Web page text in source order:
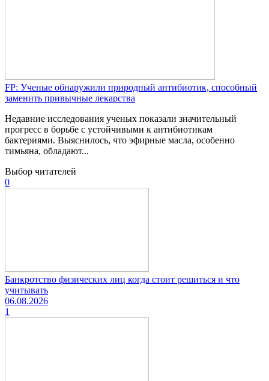
FP: Ученые обнаружили природный антибиотик, способный
заменить привычные лекарства
Недавние исследования ученых показали значительный
прогресс в борьбе с устойчивыми к антибиотикам
бактериями. Выяснилось, что эфирные масла, особенно
тимьяна, обладают...
Выбор читателей
0
Банкротство физических лиц когда стоит решиться и что
учитывать
06.08.2026
1